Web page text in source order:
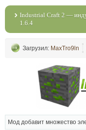
Industrial Craft 2 —
1.6.4
Загрузил: MaxTro9ln
Мод добавит множество